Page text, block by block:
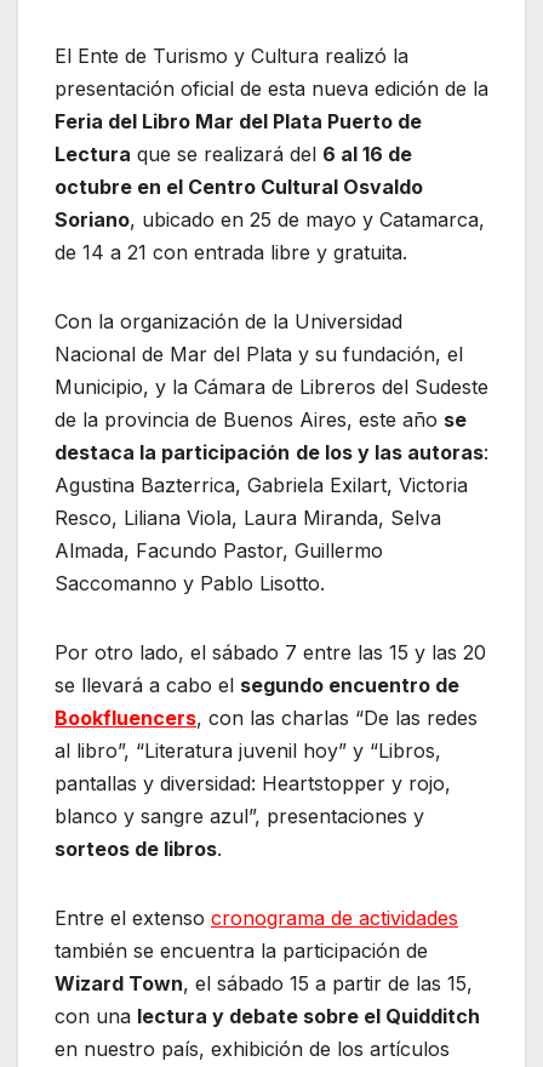
El Ente de Turismo y Cultura realizó la
presentación oficial de esta nueva edición de la
Feria del Libro Mar del Plata Puerto de
Lectura que se realizará del 6 al 16 de
octubre en el Centro Cultural Osvaldo
Soriano, ubicado en 25 de mayo y Catamarca,
de 14 a 21 con entrada libre y gratuita.
Con la organización de la Universidad
Nacional de Mar del Plata y su fundación, el
Municipio, y la Cámara de Libreros del Sudeste
de la provincia de Buenos Aires, este año se
destaca la participación de los y las autoras:
Agustina Bazterrica, Gabriela Exilart, Victoria
Resco, Liliana Viola, Laura Miranda, Selva
Almada, Facundo Pastor, Guillermo
Saccomanno y Pablo Lisotto.
Por otro lado, el sábado 7 entre las 15 y las 20
se llevará a cabo el segundo encuentro de
Bookfluencers, con las charlas “De las redes
al libro”, “Literatura juvenil hoy” y “Libros,
pantallas y diversidad: Heartstopper y rojo,
blanco y sangre azul”, presentaciones y
sorteos de libros.
Entre el extenso cronograma de actividades
también se encuentra la participación de
Wizard Town, el sábado 15 a partir de las 15,
con una lectura y debate sobre el Quidditch
en nuestro país, exhibición de los artículos